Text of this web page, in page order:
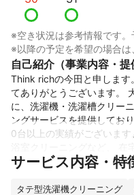
※空き状況は参考情報です。
※以降の予定を希望の場合は
自己紹介（事業内容・提
Think richの今田と申します
てありがとうございます。
に、洗濯機・洗濯槽クリー
ングサービスを提供してお
0台以上の実績がございま
すので、ご要望に合わせて
うぞよろしくお願いします。
サービス内容・特
タテ型洗濯機クリーニング